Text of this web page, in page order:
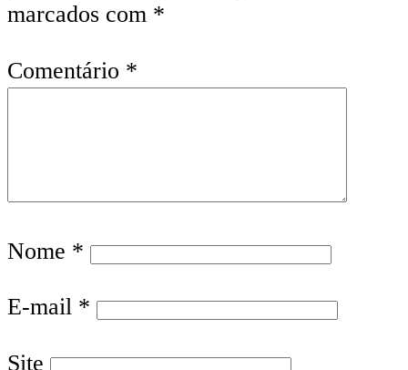
marcados com *
Comentário *
Nome *
E-mail *
Site